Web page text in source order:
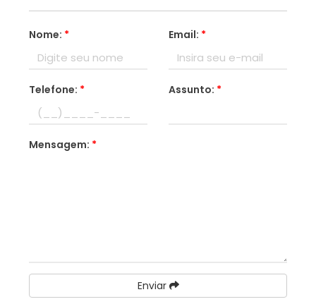
Nome: * Email: *
Telefone: * Assunto: *
Mensagem: *
Enviar